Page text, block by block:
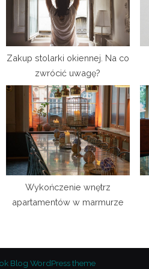
:
Zakup stolarki okiennej. Na co
zwrócić uwagę?
Wykończenie wnętrz
apartamentów w marmurze
Blog WordPress theme